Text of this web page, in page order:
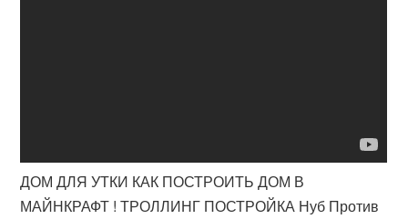
ДОМ ДЛЯ УТКИ КАК ПОСТРОИТЬ ДОМ В
МАЙНКРАФТ ! ТРОЛЛИНГ ПОСТРОЙКА Нуб Против